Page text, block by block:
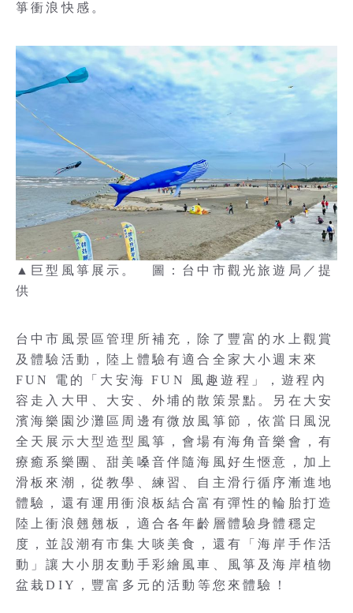
箏衝浪快感。
▲巨型風箏展示。 圖：台中市觀光旅遊局／提
供
台中市風景區管理所補充，除了豐富的水上觀賞
及體驗活動，陸上體驗有適合全家大小週末來
FUN 電的「大安海 FUN 風趣遊程」，遊程內
容走入大甲、大安、外埔的散策景點。另在大安
濱海樂園沙灘區周邊有微放風箏節，依當日風況
全天展示大型造型風箏，會場有海角音樂會，有
療癒系樂團、甜美嗓音伴隨海風好生愜意，加上
滑板來潮，從教學、練習、自主滑行循序漸進地
體驗，還有運用衝浪板結合富有彈性的輪胎打造
陸上衝浪翹翹板，適合各年齡層體驗身體穩定
度，並設潮有市集大啖美食，還有「海岸手作活
動」讓大小朋友動手彩繪風車、風箏及海岸植物
盆栽DIY，豐富多元的活動等您來體驗！